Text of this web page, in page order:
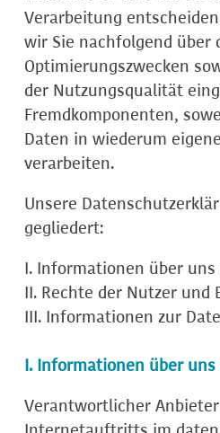
Verarbeitung
wir Sie nachfolgend über
Optimierungszwecken
der Nutzungsqualität
Fremdkomponenten,
Daten in wiederum
verarbeiten.
Unsere
gegliedert:
I. Informationen über
II. Rechte der Nutzer und
III. Informationen zur
I. Informationen über
Verantwortlicher